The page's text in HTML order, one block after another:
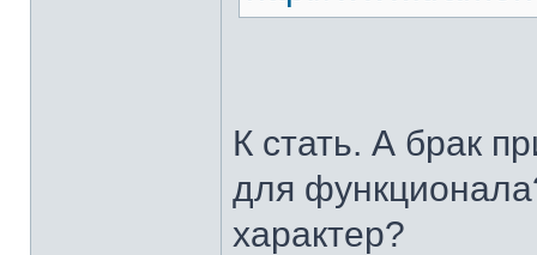
К стать. А брак
для
характер?